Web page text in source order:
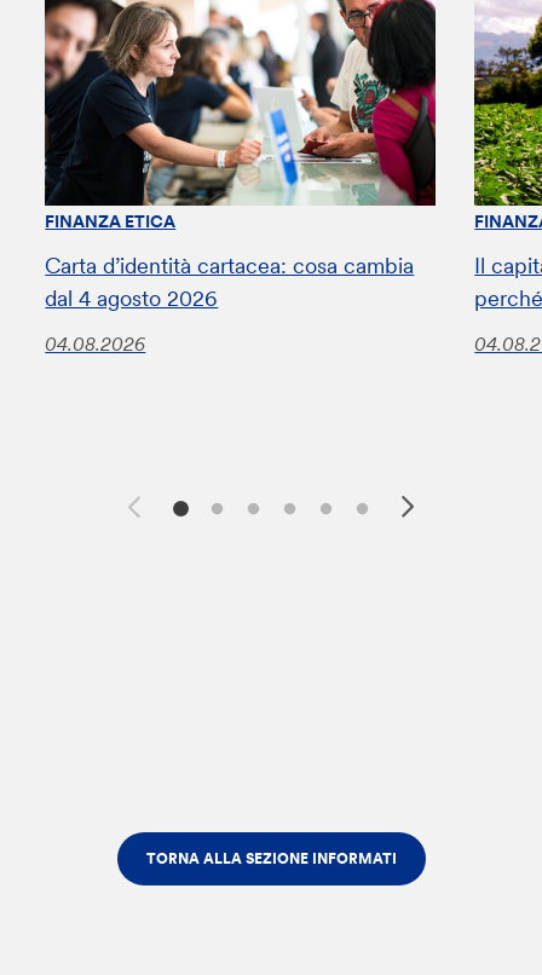
FINANZA ETICA
Carta d’identità cartacea: cosa cambia
dal 4 agosto 2026
04.08.2026
Il
TORNA ALLA SEZIONE INFORMATI